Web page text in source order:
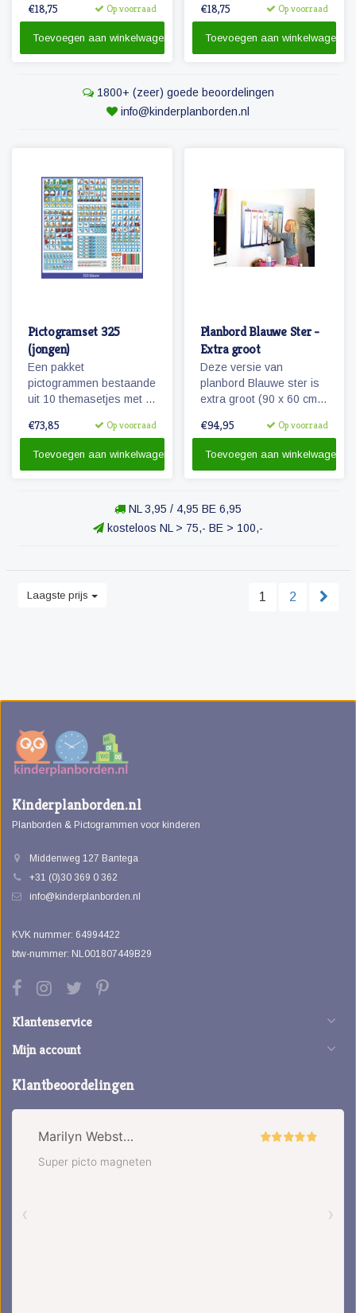
pictogrammen voor een
dagen planning.
€18,75 Op voorraad
Toevoegen aan winkelwagen
pictogrammen voor
€18,75 Op voorraad
Toevoegen aan winkelwagen
1800+ (zeer) goede beoordelingen
info@kinderplanborden.nl
Pictogramset 325
(jongen)
Een pakket
pictogrammen bestaande
uit 10 themasetjes met in
voor een volledige
€73,85 Op voorraad
Toevoegen aan winkelwagen
Planbord Blauwe Ster -
Extra groot
Deze versie van
planbord Blauwe ster is
extra groot (90 x 60 cm)
familieplanbord. Het bord
week, is beschrijfbaar
pictogrammen.
€94,95 Op voorraad
Toevoegen aan winkelwagen
NL 3,95 / 4,95 BE 6,95
kosteloos NL > 75,- BE > 100,-
Laagste prijs 1 2
Kinderplanborden.nl
Planborden & Pictogrammen voor kinderen
Middenweg 127 Bantega
+31 (0)30 369 0 362
info@kinderplanborden.nl
KVK nummer: 64994422
btw-nummer: NL001807449B29
Klantenservice
Mijn account
Klantbeoordelingen